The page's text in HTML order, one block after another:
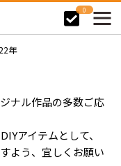
0
年
ナル作品の多数ご応
アイテムとして、
よう、宜しくお願い